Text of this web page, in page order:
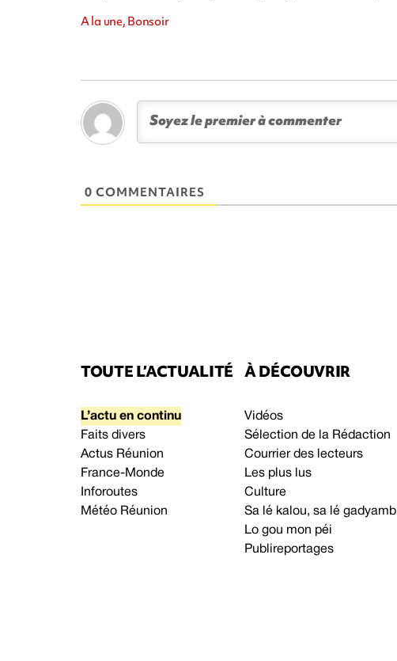
A la une, Bonsoir
0 COMMENTAIRES
TOUTE L’ACTUALITÉ
L’actu en continu
Faits divers
Actus Réunion
France-Monde
Inforoutes
Météo Réunion
À DÉCOUVRIR
Vidéos
Sélection de la Rédaction
Courrier des lecteurs
Les plus lus
Culture
Sa lé kalou, sa lé gadyamb
Lo gou mon péi
Publireportages